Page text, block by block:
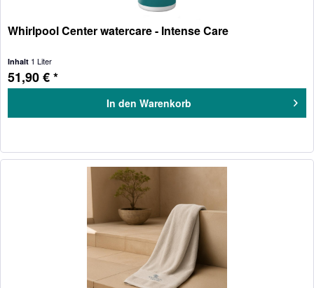
Whirlpool Center watercare - Intense Care
Inhalt 1 Liter
51,90 € *
In den Warenkorb